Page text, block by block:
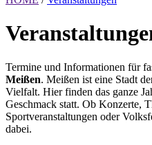
Termine und Informationen für
Meißen. Meißen ist eine Stadt
Vielfalt. Hier finden das ganze
Geschmack statt. Ob Konzerte,
Sportveranstaltungen oder
dabei.